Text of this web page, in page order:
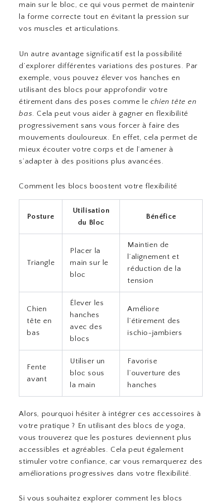
main sur le bloc, ce qui vous permet de maintenir
la forme correcte tout en évitant la pression sur
vos muscles et articulations.
Un autre avantage significatif est la possibilité
d’explorer différentes variations des postures. Par
exemple, vous pouvez élever vos hanches en
utilisant des blocs pour approfondir votre
étirement dans des poses comme le chien tête en
bas. Cela peut vous aider à gagner en flexibilité
progressivement sans vous forcer à faire des
mouvements douloureux. En effet, cela permet de
mieux écouter votre corps et de l’amener à
s’adapter à des positions plus avancées.
Comment les blocs boostent votre flexibilité
Posture
Utilisation
du Bloc
Bénéfice
Triangle
Placer la
main sur le
bloc
Maintien de
l’alignement et
réduction de la
tension
Chien
tête en
bas
Élever les
hanches
avec des
blocs
Améliore
l’étirement des
ischio-jambiers
Fente
avant
Utiliser un
bloc sous
la main
Favorise
l’ouverture des
hanches
Alors, pourquoi hésiter à intégrer ces accessoires à
votre pratique ? En utilisant des blocs de yoga,
vous trouverez que les postures deviennent plus
accessibles et agréables. Cela peut également
stimuler votre confiance, car vous remarquerez des
améliorations progressives dans votre flexibilité.
Si vous souhaitez explorer comment les blocs